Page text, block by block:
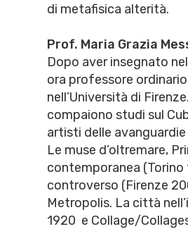
di metafisica alterità.
Prof. Maria Grazia
Dopo aver insegnato
ora professore
nell’Università di
compaiono studi sul
artisti delle
Le muse d’oltremare,
contemporanea (Torino
controverso (Firenze
Metropolis. La città
1920 e Collage/